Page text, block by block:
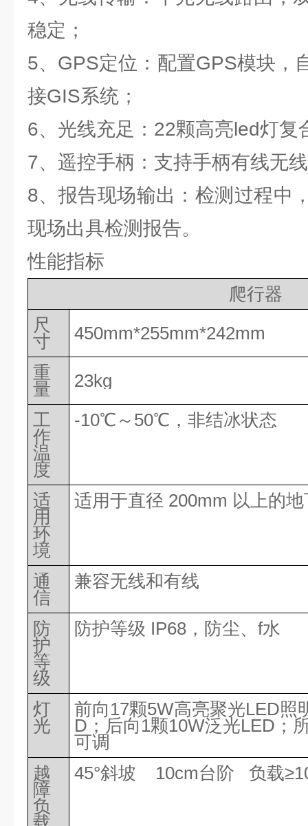
稳定；
5、GPS定位：配置GPS模块，
接GIS系统；
6、光线充足：22颗高亮led灯复
7、遥控手柄：支持手柄有线无
8、报告现场输出：检测过程中
现场出具检测报告。
性能指标
爬行器
尺
寸
450mm*255mm*242mm
重
量
23kg
工
作
温
度
-10℃～50℃，非结冰状态
适
用
环
境
适用于直径 200mm 以上的
通
信
兼容无线和有线
防
护
等
级
防护等级 IP68，防尘、f水
灯
光
前向 17颗5W高亮聚光LED照
D；后向1颗10W泛光LED；
可调
越
障
负
45°斜坡 10cm台阶 负载